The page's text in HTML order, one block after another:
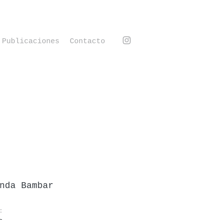
Publicaciones Contacto
Bambar